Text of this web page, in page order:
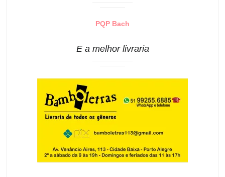
PQP Bach
E a melhor livraria